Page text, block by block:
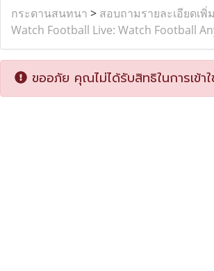
กระดานสนทนา > สอบถามรายละเอียดเพิ่
Watch Football Live: Watch Football
ขออภัย คุณไม่ได้รับสิทธิในการเข้า